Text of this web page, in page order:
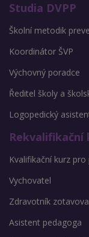
Studia DVPP
Školní metodik
Koordinátor ŠVP
Výchovný poradce
Ředitel školy a
Logopedický
Rekvalifikační
Kvalifikační kurz
Vychovatel
Zdravotník
Asistent pedagoga